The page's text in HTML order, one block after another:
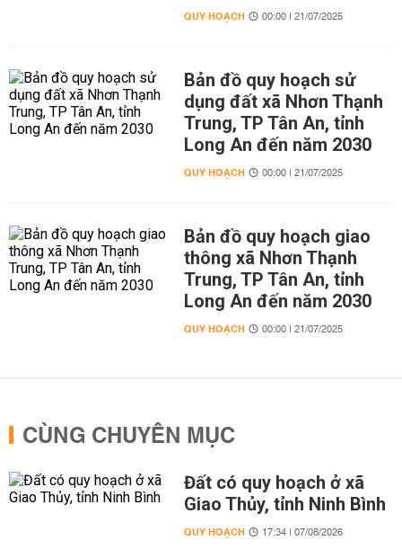
QUY HOẠCH 00:00 | 21/07/2025
Bản đồ quy hoạch sử
dụng đất xã Nhơn Thạnh
Trung, TP Tân An, tỉnh
Long An đến năm 2030
QUY HOẠCH 00:00 | 21/07/2025
Bản đồ quy hoạch giao
thông xã Nhơn Thạnh
Trung, TP Tân An, tỉnh
Long An đến năm 2030
QUY HOẠCH 00:00 | 21/07/2025
CÙNG CHUYÊN MỤC
Đất có quy hoạch ở xã
Giao Thủy, tỉnh Ninh Bình
QUY HOẠCH 17:34 | 07/08/2026